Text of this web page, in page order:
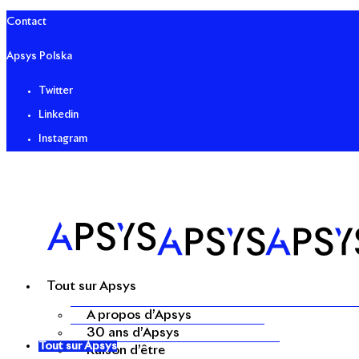
Contact
Apsys Polska
Twitter
Linkedin
Instagram
Tout sur Apsys
A propos d’Apsys
30 ans d’Apsys
Raison d’être
Tout sur Apsys